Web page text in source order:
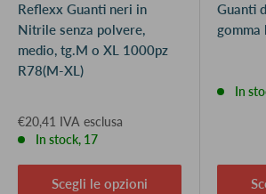
Reflexx Guanti neri in
Nitrile senza polvere,
medio, tg.M o XL 1000pz
R78(M-XL)
€20,41 IVA esclusa
In stock, 17
Scegli le opzioni
Guanti
gomma
In